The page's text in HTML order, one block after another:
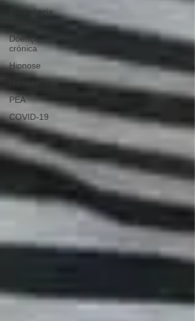
Inteligência
Doença
crónica
Hipnose
Hipnoterapia
PEA
COVID-19